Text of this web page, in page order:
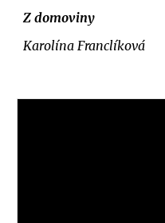
Z domoviny
Karolína Franclíková